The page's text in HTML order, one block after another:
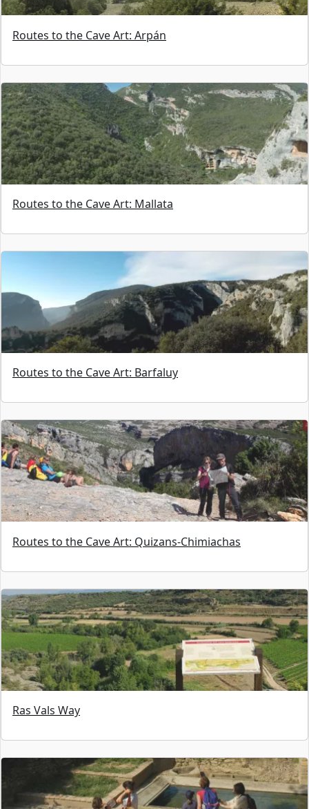
Routes to the Cave Art: Arpán
Routes to the Cave Art: Mallata
Routes to the Cave Art: Barfaluy
Routes to the Cave Art: Quizans-Chimiachas
Ras Vals Way